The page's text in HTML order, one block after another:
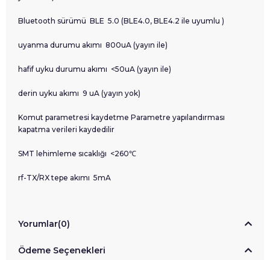
Bluetooth sürümü BLE 5.0 (BLE4.0, BLE4.2 ile uyumlu )
uyanma durumu akımı 800uA (yayın ile)
hafif uyku durumu akımı <50uA (yayın ile)
derin uyku akımı 9 uA (yayın yok)
Komut parametresi kaydetme Parametre yapılandırması
kapatma verileri kaydedilir
SMT lehimleme sıcaklığı <260℃
rf-TX/RX tepe akımı 5mA
Yorumlar(0)
Ödeme Seçenekleri